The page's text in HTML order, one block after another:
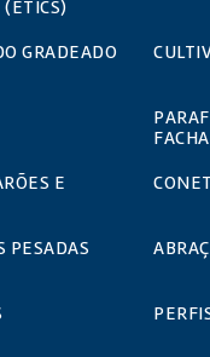
GRADEADO
E
PESADAS